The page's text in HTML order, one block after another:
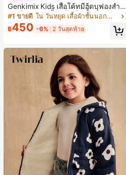
Genkimix Kids เสื้อโค้ทมีฮู้ดบุฟองสำห
รับเด็กผู้หญิง เสื้อแจ็คเก็ตกันหนาวบุซับ
ในอุ่น ซิปหน้า เอวเข้ารูป ทรงสลิม น่ารั
ก สำหรับฤดูใบไม้ร่วงและฤดูหนาว
#1 ขายดี ใน วันหยุด เสื้อผ้าชั้นนอกสำหรับเด็กผู้หญิง
฿450 -6% 2 วันสุดท้าย